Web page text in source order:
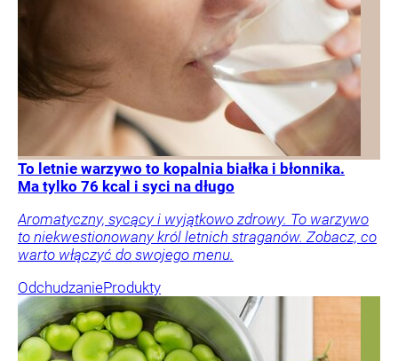
To letnie warzywo to kopalnia białka i błonnika.
Ma tylko 76 kcal i syci na długo
Aromatyczny, sycący i wyjątkowo zdrowy. To warzywo
to niekwestionowany król letnich straganów. Zobacz, co
warto włączyć do swojego menu.
OdchudzanieProdukty